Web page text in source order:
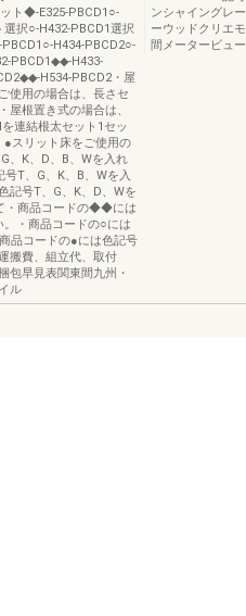
ト◆-E325-PBCD1○-
選択○-H432-PBCD1選択
H434-PBCD2○-
PBCD1◆◆-H433-
H534-PBCD2・屋
使用の場合は、長さセ
屋根置き式の場合は、
連結根太セット1セッ
●スリット床をご使用の
、K、D、B、Wを入れ
T、G、K、B、Wを入
記号T、G、K、D、Wを
・商品コードの◆◆には
・商品コードの○には
品コードの●には色記号
搬費、組立代、取付
包早見表関東間九州・
ル
ンシャイングレ
ーウッドクリエ
間メータービュ